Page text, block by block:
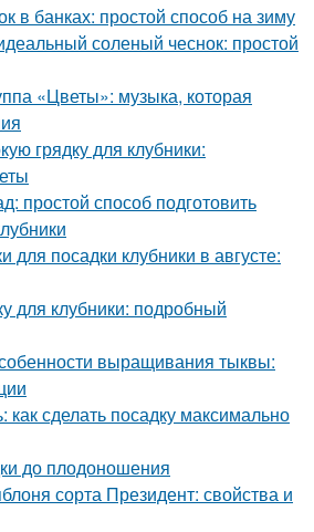
в банках: простой способ на зиму
соленый чеснок: простой
«Цветы»: музыка, которая
грядку для клубники:
простой способ подготовить
для посадки клубники в августе:
для клубники: подробный
выращивания тыквы:
как сделать посадку максимально
до плодоношения
сорта Президент: свойства и